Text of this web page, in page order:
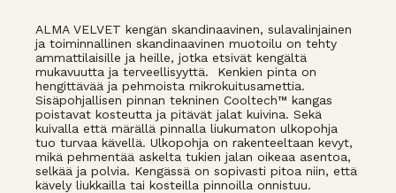
ALMA VELVET kengän skandinaavinen, sulavalinjainen
ja toiminnallinen skandinaavinen muotoilu on tehty
ammattilaisille ja heille, jotka etsivät kengältä
mukavuutta ja terveellisyyttä. Kenkien pinta on
hengittävää ja pehmoista mikrokuitusamettia.
Sisäpohjallisen pinnan tekninen Cooltech™ kangas
poistavat kosteutta ja pitävät jalat kuivina. Sekä
kuivalla että märällä pinnalla liukumaton ulkopohja
tuo turvaa kävellä. Ulkopohja on rakenteeltaan kevyt,
mikä pehmentää askelta tukien jalan oikeaa asentoa,
selkää ja polvia. Kengässä on sopivasti pitoa niin, että
kävely liukkailla tai kosteilla pinnoilla onnistuu.